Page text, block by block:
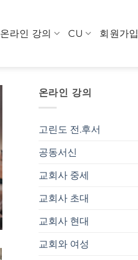
온라인 강의 CU 회원가입
온라인 강의
고린도 전.후서
공동서신
교회사 중세
교회사 초대
교회사 현대
교회와 여성